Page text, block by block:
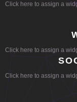
Click here to assign a
Click here to assign a
Click here to assign a